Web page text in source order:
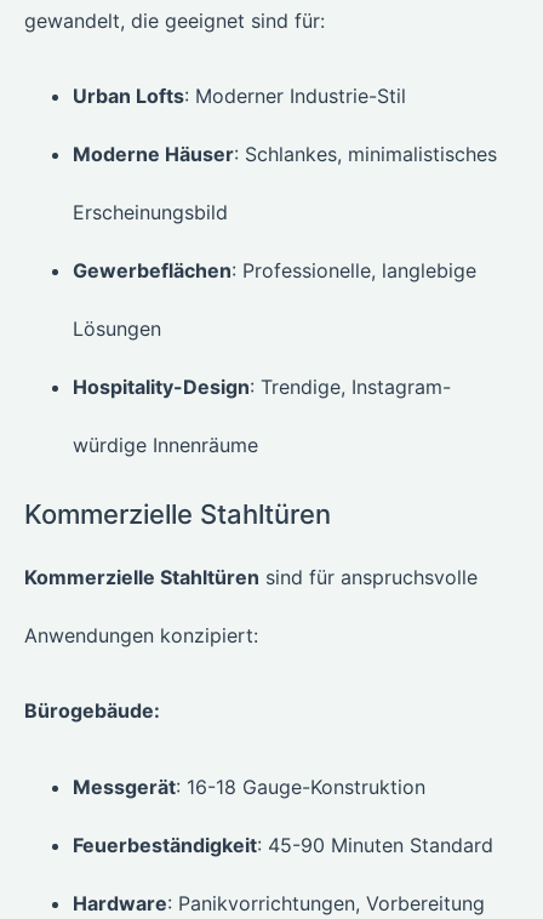
gewandelt, die geeignet sind für:
Urban Lofts: Moderner Industrie-Stil
Moderne Häuser: Schlankes, minimalistisches
Erscheinungsbild
Gewerbeflächen: Professionelle, langlebige
Lösungen
Hospitality-Design: Trendige, Instagram-
würdige Innenräume
Kommerzielle Stahltüren
Kommerzielle Stahltüren sind für anspruchsvolle
Anwendungen konzipiert:
Bürogebäude:
Messgerät: 16-18 Gauge-Konstruktion
Feuerbeständigkeit: 45-90 Minuten Standard
Hardware: Panikvorrichtungen, Vorbereitung